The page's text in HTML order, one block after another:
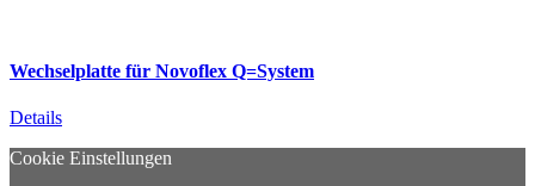
Wechselplatte für Novoflex Q=System
Details
Cookie Einstellungen